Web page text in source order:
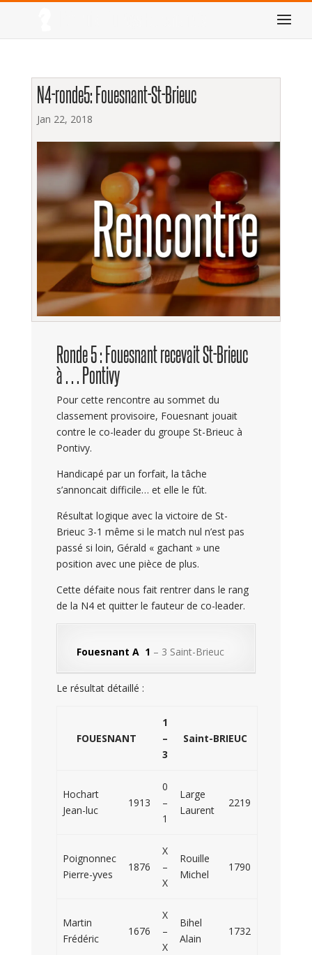
N4-ronde5: Fouesnant-St-Brieuc
Jan 22, 2018
Ronde 5 : Fouesnant recevait St-Brieuc
à … Pontivy
Pour cette rencontre au sommet du
classement provisoire, Fouesnant jouait
contre le co-leader du groupe St-Brieuc à
Pontivy.
Handicapé par un forfait, la tâche
s’annoncait difficile… et elle le fût.
Résultat logique avec la victoire de St-
Brieuc 3-1 même si le match nul n’est pas
passé si loin, Gérald « gachant » une
position avec une pièce de plus.
Cette défaite nous fait rentrer dans le rang
de la N4 et quitter le fauteur de co-leader.
Fouesnant A 1 – 3 Saint-Brieuc
Le résultat détaillé :
FOUESNANT
1
–
3
Saint-BRIEUC
Hochart
Jean-luc
1913
0
–
1
Large
Laurent
2219
Poignonnec
Pierre-yves
1876
X
–
X
Rouille
Michel
1790
Martin
Frédéric
1676
X
–
X
Bihel
Alain
1732